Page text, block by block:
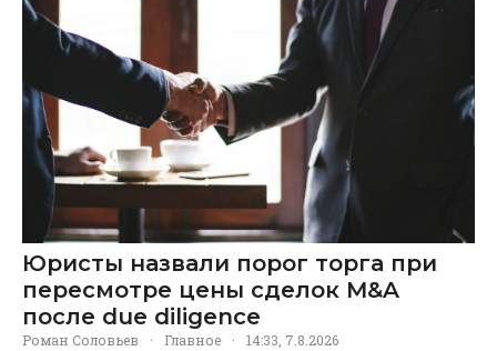
Юристы назвали порог торга при
пересмотре цены сделок M&A
после due diligence
Роман Соловьев · Главное · 14:33, 7.8.2026